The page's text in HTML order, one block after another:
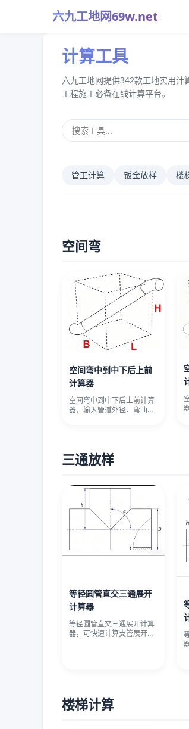
六九工地网69w.net
计算工具
六九工地网提供342款工地实用计
工程施工必备在线计算平台。
管工计算 钣金放样 楼
空间弯
空间弯中到中下后上前
计算器
空间弯中到中下后上前计算
器，输入管道外径、弯曲半
三通放样
等径圆管直交三通展开
计算器
等径圆管直交三通展开计算
器，可快速计算支管展开
楼梯计算